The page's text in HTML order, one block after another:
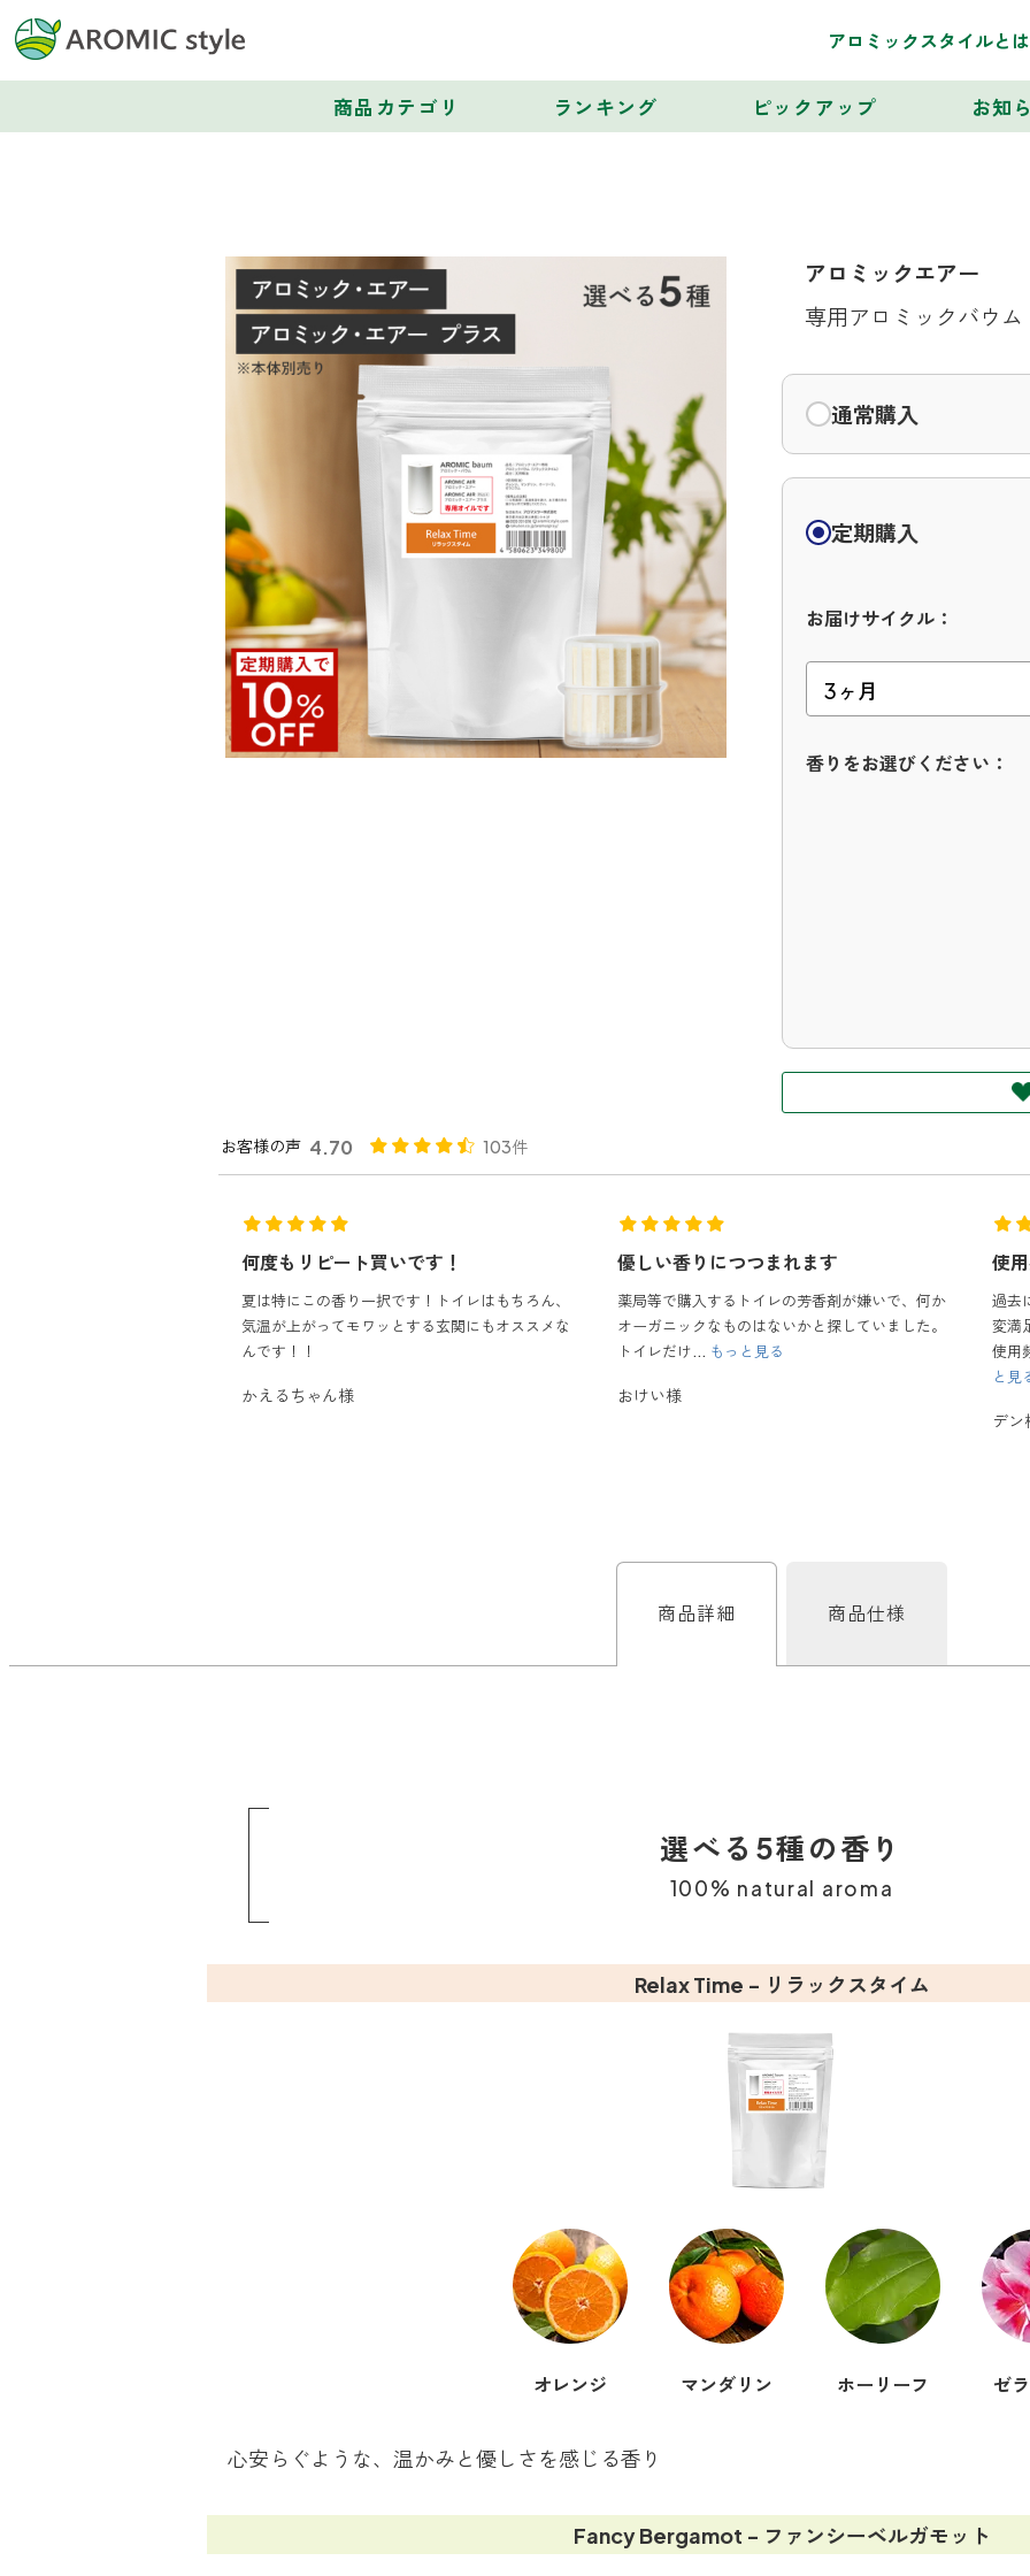
アロミックスタイルとは
商品カテゴリ ランキング ピックアップ お知
アロミックエアー
専用アロミックバウム
通常購入
定期購入
お届けサイクル：
香りをお選びください：
お客様の声 4.70 103件
優しい香りにつつまれます
薬局等で購入するトイレの芳香剤が嫌いで、何か
オーガニックなものはないかと探していました。
トイレだけ...
おけい様
使用感
過去に使用していた商品より、香りも強くなく大
変満足しています。
使用頻度の割には、少なくなるのが早い...
毎回
よっ
商品詳細 商品仕様
選べる5種の香り
100% natural aroma
Relax Time - リラックスタイム
オレンジ マンダリン ホーリーフ ゼ
心安らぐような、温かみと優しさを感じる香り
Fancy Bergamot - ファンシーベルガモット